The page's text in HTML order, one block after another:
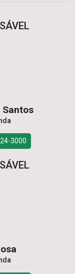
Santos
3000